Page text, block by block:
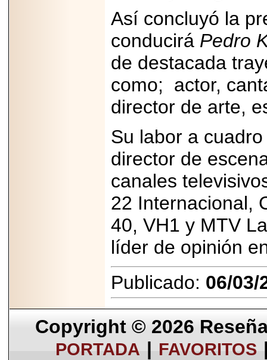
Así concluyó la
conducirá Pedro
de destacada
como; actor,
director de arte,
Su labor a
director de
canales
22 Internacional,
40, VH1 y MTV
líder de opinión
Publicado: 06/03/
Copyright © 2026
PORTADA | FAVORITOS